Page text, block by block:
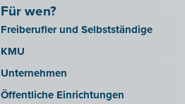
Für wen?
Freiberufler und Selbstständige
KMU
Unternehmen
Öffentliche Einrichtungen